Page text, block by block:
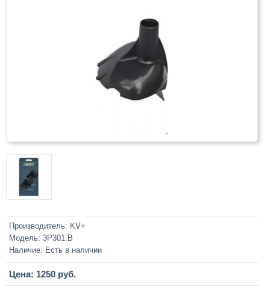
Производитель: KV+
Модель: 3P301.В
Наличие: Есть в наличии
Цена: 1250 руб.